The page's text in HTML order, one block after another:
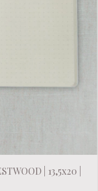
| 13,5x20 |